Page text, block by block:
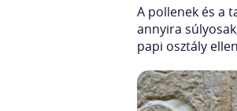
A pollenek és a
annyira
papi osztály